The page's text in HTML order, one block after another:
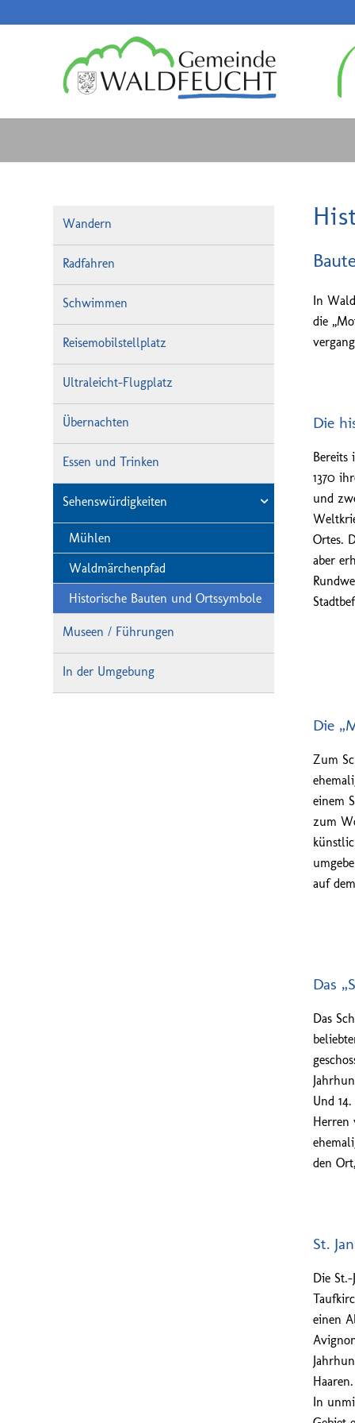
In
die
Die
Bereits
1370
und
Ortes.
aber
Die
Zum
einem
zum
auf
Das
Das
Und
Herren
den
St.
Die
einen
Haaren.
In
Wandern
Radfahren
Schwimmen
Reisemobilstellplatz
Ultraleicht-Flugplatz
Übernachten
Essen und Trinken
Sehenswürdigkeiten
Mühlen
Waldmärchenpfad
Historische Bauten und Ortssymbole
Museen / Führungen
In der Umgebung